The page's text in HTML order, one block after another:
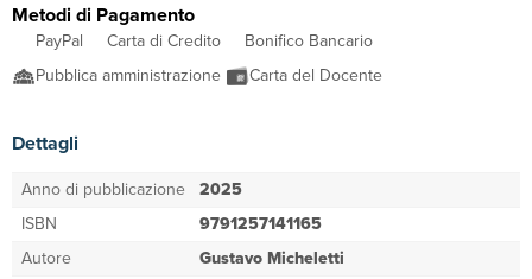
Metodi di Pagamento
PayPal Carta di Credito
Bonifico Bancario
Pubblica amministrazione
Carta del Docente
Dettagli
Anno di pubblicazione 2025
ISBN
9791257141165
Autore
Gustavo Micheletti